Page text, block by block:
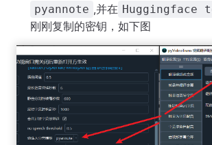
pyannote ,并在 Huggingface
刚刚复制的密钥，如下图